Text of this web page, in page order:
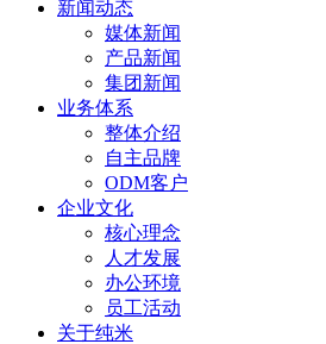
新闻动态
媒体新闻
产品新闻
集团新闻
业务体系
整体介绍
自主品牌
ODM客户
企业文化
核心理念
人才发展
办公环境
员工活动
关于纯米